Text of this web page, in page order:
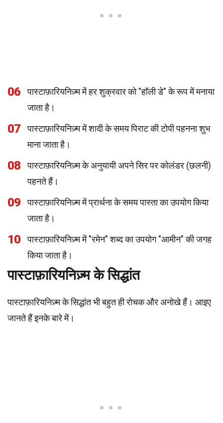
06
पास्टाफ़ारियनिज़्म में हर शुक्रवार को "हॉली डे" के रूप में मनाया
जाता है।
07
पास्टाफ़ारियनिज़्म में शादी के समय पिराट की टोपी पहनना शुभ
माना जाता है।
08
पास्टाफ़ारियनिज़्म के अनुयायी अपने सिर पर कोलंडर (छलनी)
पहनते हैं।
09
पास्टाफ़ारियनिज़्म में प्रार्थना के समय पास्ता का उपयोग किया
जाता है।
10
पास्टाफ़ारियनिज़्म में "रमेन" शब्द का उपयोग "आमीन" की जगह
किया जाता है।
पास्टाफ़ारियनिज़्म के सिद्धांत
पास्टाफ़ारियनिज़्म के सिद्धांत भी बहुत ही रोचक और अनोखे हैं। आइए
जानते हैं इनके बारे में।